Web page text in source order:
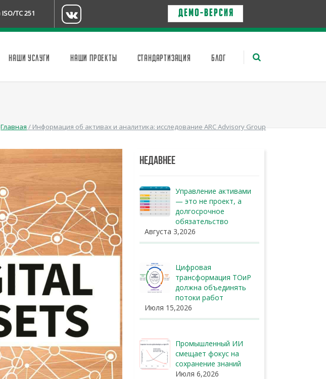
ISO/TC 251 Д Е М О - в е р с и я
НАШИ УСЛУГИ НАШИ ПРОЕКТЫ СТАНДАРТИЗАЦИЯ БЛОГ
Главная/Информация об активах и аналитика: исследование ARC Advisory Group
НЕДАВНЕЕ
Управление активами
— это не проект, а
долгосрочное
обязательство
Августа 3,2026
Цифровая
трансформация ТОиР
должна объединять
потоки работ
Июля 15,2026
Промышленный ИИ
смещает фокус на
сохранение знаний
Июля 6,2026